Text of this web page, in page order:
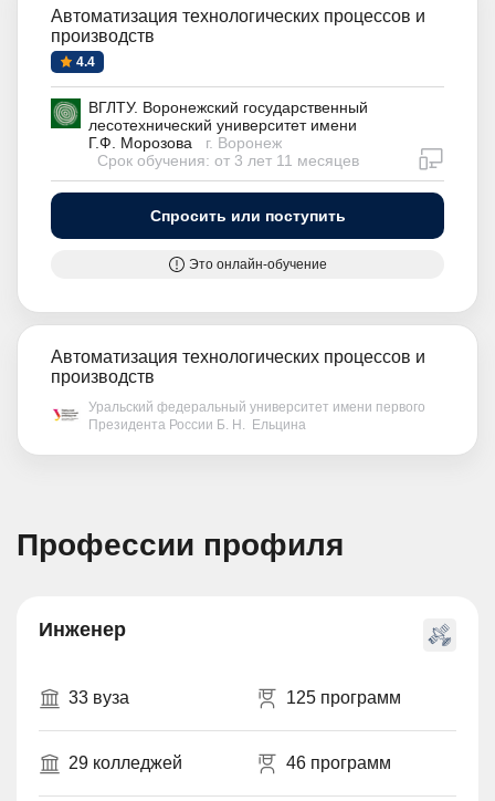
Автоматизация технологических процессов и
производств
4.4
ВГЛТУ. Воронежский государственный
лесотехнический университет имени
Г.Ф. Морозова
г. Воронеж
Срок обучения: от 3 лет 11 месяцев
Спросить или поступить
Это онлайн-обучение
Автоматизация технологических процессов и
производств
Уральский федеральный университет имени первого
Президента России Б. Н. Ельцина
Профессии профиля
Инженер
33 вуза 125 программ
29 колледжей 46 программ